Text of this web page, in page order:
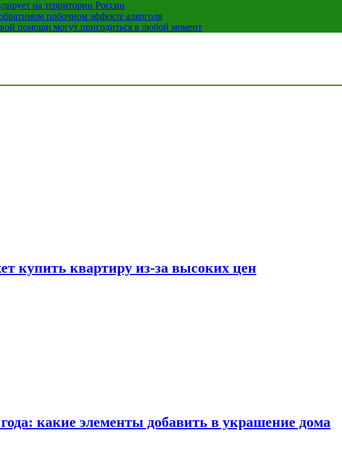
на территории России
побочном эффекте алкоголя
помощи могут пригодиться в любой момент
купить квартиру из-за высоких цен
какие элементы добавить в украшение дома